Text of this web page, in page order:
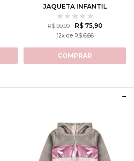
JAQUETA INFANTIL
FEMININO AVULSO
R$ 99,90 R$ 75,90
12x de R$ 6,66
COMPRAR